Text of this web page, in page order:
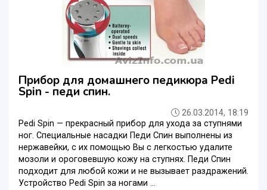
Прибор для домашнего педикюра Pedi
Spin - педи спин.
26.03.2014, 18:19
Pedi Spin — прекрасный прибор для ухода за ступнями
ног. Специальные насадки Педи Спин выполнены из
нержавейки, с их помощью Вы с легкостью удалите
мозоли и ороговевшую кожу на ступнях. Педи Спин
подходит для любой кожи и не вызывает раздражений.
Устройство Pedi Spin за ногами ...